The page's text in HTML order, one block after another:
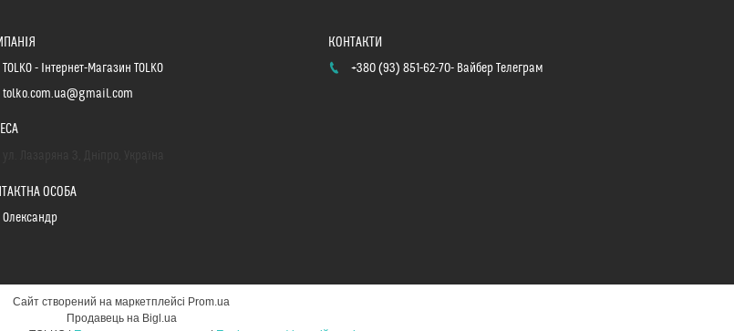
TOLKO - Інтернет-Магазин TOLKO
tolko.com.ua@gmail.com
Олександр
+380 (93) 851-62-70 Вайбер Телеграм
Сайт створений на маркетплейсі Prom.ua
Продавець на Bigl.ua